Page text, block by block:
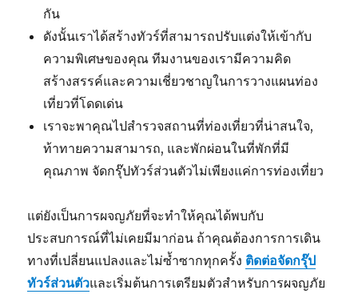
กัน
ดังนั้นเราได้สร้างทัวร์ที่สามารถปรับแต่งให้เข้ากับ
ความพิเศษของคุณ ทีมงานของเรามีความคิด
สร้างสรรค์และความเชี่ยวชาญในการวางแผนท่อง
เที่ยวที่โดดเด่น
เราจะพาคุณไปสำรวจสถานที่ท่องเที่ยวที่น่าสนใจ,
ท้าทายความสามารถ, และพักผ่อนในที่พักที่มี
คุณภาพ จัดกรุ๊ปทัวร์ส่วนตัวไม่เพียงแค่การท่องเที่ยว
แต่ยังเป็นการผจญภัยที่จะทำให้คุณได้พบกับ
ประสบการณ์ที่ไม่เคยมีมาก่อน ถ้าคุณต้องการการเดิน
ทางที่เปลี่ยนแปลงและไม่ซ้ำซากทุกครั้ง ติดต่อจัดกรุ๊ป
ทัวร์ส่วนตัวและเริ่มต้นการเตรียมตัวสำหรับการผจญภัย